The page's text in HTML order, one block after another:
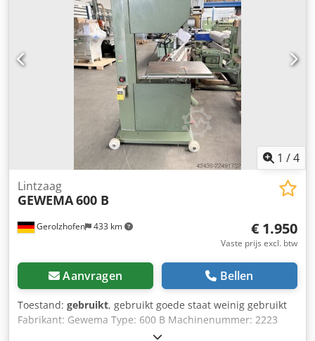
1 /4
Gerolzhofen 433 km
Lintzaag
GEWEMA600 B
€ 1.950
Vaste prijs excl. btw
Aanvragen Bellen
Toestand: gebruikt, gebruikt goede staat weinig gebruikt
Fabrikant: Gewema Type: 600 B Machinenummer: 2223
bovenste geleider onderste geleider rem: mechanisch